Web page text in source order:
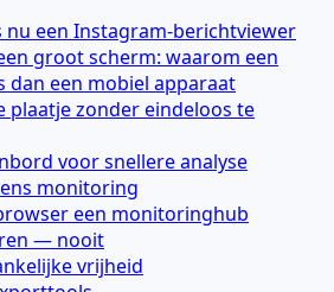
nu een Instagram-berichtviewer
groot scherm: waarom een
dan een mobiel apparaat
plaatje zonder eindeloos te
voor snellere analyse
monitoring
een monitoringhub
— nooit
vrijheid